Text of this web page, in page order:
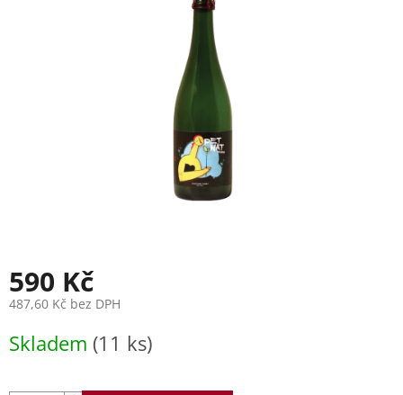
590 Kč
487,60 Kč bez DPH
cena:
Skladem (11 ks)